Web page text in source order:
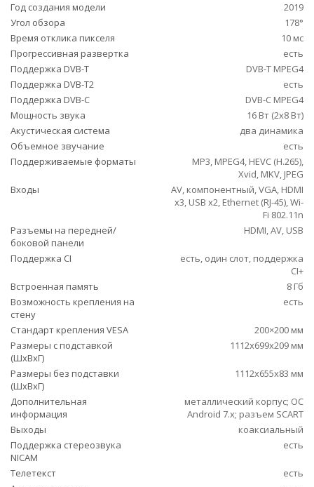
Год создания модели
2019
Угол обзора
178°
Время отклика пикселя
10 мс
Прогрессивная развертка
есть
Поддержка DVB-T
DVB-T MPEG4
Поддержка DVB-T2
есть
Поддержка DVB-C
DVB-C MPEG4
Мощность звука
16 Вт (2x8 Вт)
Акустическая система
два динамика
Объемное звучание
есть
Поддерживаемые форматы
MP3, MPEG4, HEVC (H.265),
Xvid, MKV, JPEG
Входы
AV, компонентный, VGA, HDMI
x3, USB x2, Ethernet (RJ-45), Wi-
Fi 802.11n
Разъемы на передней/
боковой панели
HDMI, AV, USB
Поддержка CI
есть, один слот, поддержка
CI+
Встроенная память
8 Гб
Возможность крепления на
стену
есть
Стандарт крепления VESA
200×200 мм
Размеры с подставкой
(ШxВxГ)
1112x699x209 мм
Размеры без подставки
(ШxВxГ)
1112x655x83 мм
Дополнительная
информация
металлический корпус; ОС
Android 7.х; разъем SCART
Выходы
коаксиальный
Поддержка стереозвука
NICAM
есть
Телетекст
есть